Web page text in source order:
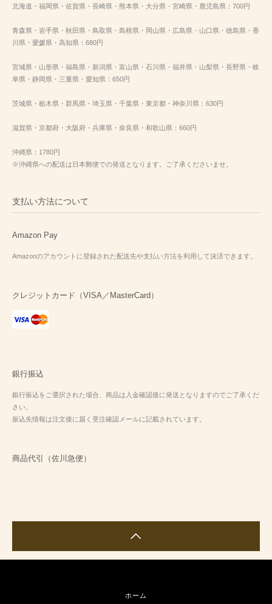
北海道・福岡県・佐賀県・長崎県・熊本県・大分県・宮崎県・鹿児島県：700円
青森県・岩手県・秋田県・鳥取県・島根県・岡山県・広島県・山口県・徳島県・香
川県・愛媛県・高知県：680円
宮城県・山形県・福島県・新潟県・富山県・石川県・福井県・山梨県・長野県・岐
阜県・静岡県・三重県・愛知県：650円
茨城県・栃木県・群馬県・埼玉県・千葉県・東京都・神奈川県：630円
滋賀県・京都府・大阪府・兵庫県・奈良県・和歌山県：660円
沖縄県：1780円
※沖縄県への配送は日本郵便での発送となります。ご了承くださいませ。
支払い方法について
Amazon Pay
Amazonのアカウントに登録された配送先や支払い方法を利用して決済できます。
クレジットカード（VISA／MasterCard）
銀行振込
銀行振込をご選択された場合、商品は入金確認後に発送となりますのでご了承くだ
さい。
振込先情報は注文後に届く受注確認メールに記載されています。
商品代引（佐川急便）
ホーム